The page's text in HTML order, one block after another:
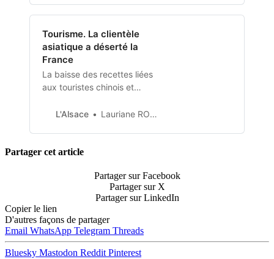
Tourisme. La clientèle
asiatique a déserté la
France
La baisse des recettes liées
aux touristes chinois et
Atout France entre 2019
manquent tant à l’économie
donner de nouveau l’envie de
voyager en France ?
L'Alsace Lauriane ROGER-LI
Partager cet article
Partager sur Facebook
Partager sur X
Partager sur LinkedIn
Copier le lien
D'autres façons de partager
Email WhatsApp Telegram Threads
Bluesky Mastodon Reddit Pinterest